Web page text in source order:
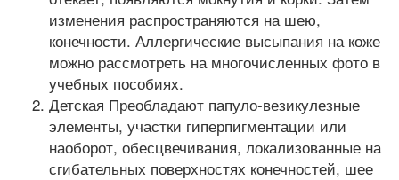
изменения распространяются на шею,
конечности. Аллергические высыпания на коже
можно рассмотреть на многочисленных фото в
учебных пособиях.
Детская Преобладают папуло-везикулезные
элементы, участки гиперпигментации или
наоборот, обесцвечивания, локализованные на
сгибательных поверхностях конечностей, шее